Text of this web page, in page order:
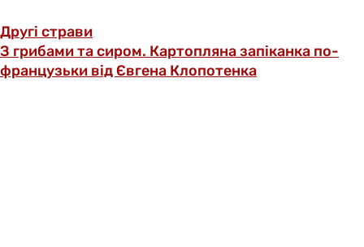
Другі страви
З грибами та сиром. Картопляна запіканка по-
французьки від Євгена Клопотенка